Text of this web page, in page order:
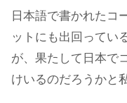
日本語で書かれたコ
ットにも出回ってい
が、果たして日本で
けいるのだろうかと